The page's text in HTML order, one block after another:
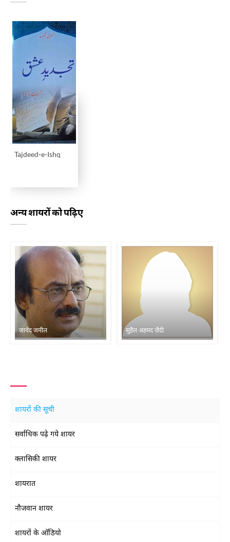
Tajdeed-e-Ishq
अन्य शायरों को पढ़िए
जावेद जमील सुहैल अहमद ज़ैदी
शायरों की सूची
सर्वाधिक पढ़े गये शायर
क्लासिकी शायर
शायरात
नौजवान शायर
शायरों के ऑडियो